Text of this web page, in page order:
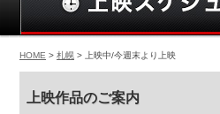
HOME > 札幌 > 上映中/今週末より上映
上映作品のご案内